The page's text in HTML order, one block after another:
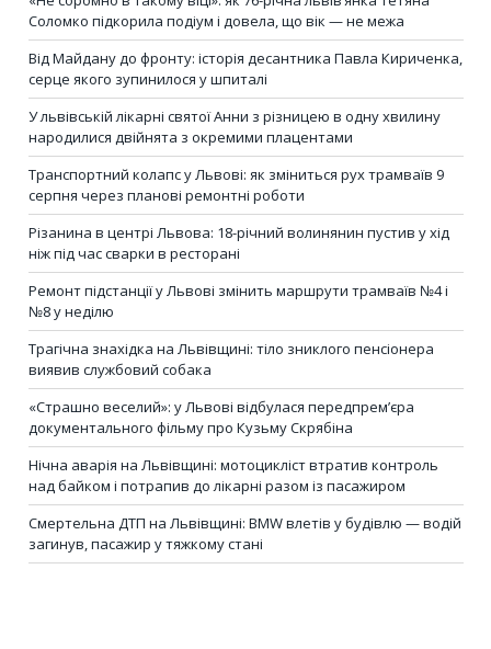
Соломко підкорила подіум і довела, що вік — не межа
Від Майдану до фронту: історія десантника Павла Кириченка,
серце якого зупинилося у шпиталі
У львівській лікарні святої Анни з різницею в одну хвилину
народилися двійнята з окремими плацентами
Транспортний колапс у Львові: як зміниться рух трамваїв 9
серпня через планові ремонтні роботи
Різанина в центрі Львова: 18-річний волинянин пустив у хід
ніж під час сварки в ресторані
Ремонт підстанції у Львові змінить маршрути трамваїв №4 і
№8 у неділю
Трагічна знахідка на Львівщині: тіло зниклого пенсіонера
виявив службовий собака
«Страшно веселий»: у Львові відбулася передпрем’єра
документального фільму про Кузьму Скрябіна
Нічна аварія на Львівщині: мотоцикліст втратив контроль
над байком і потрапив до лікарні разом із пасажиром
Смертельна ДТП на Львівщині: BMW влетів у будівлю — водій
загинув, пасажир у тяжкому стані